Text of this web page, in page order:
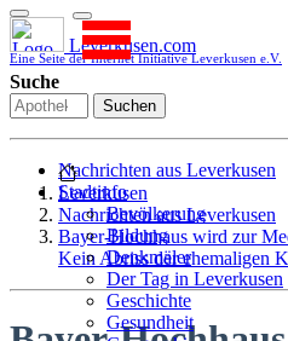
Leverkusen.com
Eine Seite der Internet Initiative Leverkusen e.V.
Suche
Suchen
Nachrichten aus Leverkusen
Stadtinfo
Bevölkerung
Bildung
Denkmäler
Der Tag in Leverkusen
Geschichte
Gesundheit
Leverkusen
Nachrichten aus Leverkusen
Bayer-Hochhaus wird zur
Kein Abriss der ehemaligen